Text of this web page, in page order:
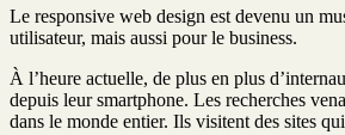
Le responsive web design est devenu un
utilisateur, mais aussi pour le business.
À l’heure actuelle, de plus en plus
depuis leur smartphone. Les recherches
dans le monde entier. Ils visitent des sites